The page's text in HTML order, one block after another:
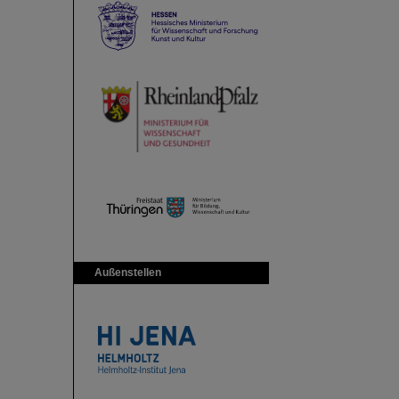
Außenstellen